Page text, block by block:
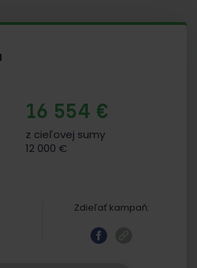
16 554 €
z cieľovej sumy
12 000 €
Zdieľať kampaň: